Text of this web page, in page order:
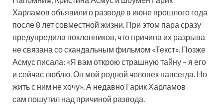
Харламов объявили о разводе в июне прошлого года
после 8 лет совместной жизни. При этом пара сразу
предупредила поклонников, что причина их разрыва
не связана со скандальным фильмом «Текст». Позже
Асмус писала: «Я вам открою страшную тайну – я его
и сейчас люблю. Он мой родной человек навсегда. Но
жить с ним не хочу». А недавно Гарик Харламов
сам пошутил над причиной развода.